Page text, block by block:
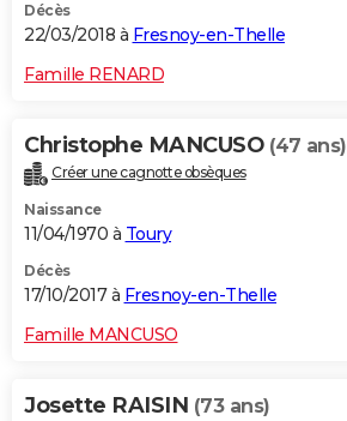
Décès
22/03/2018 à Fresnoy-en-Thelle
Famille RENARD
Christophe MANCUSO (47 ans)
Créer une cagnotte obsèques
Naissance
11/04/1970 à Toury
Décès
17/10/2017 à Fresnoy-en-Thelle
Famille MANCUSO
Josette RAISIN (73 ans)